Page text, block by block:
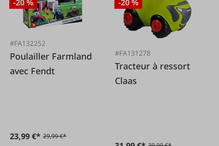
-20 %
#FA132252
Poulailler Farmland
avec Fendt
23,99 €* 29,99 €*
-20 %
#FA131278
Tracteur à ressort
Claas